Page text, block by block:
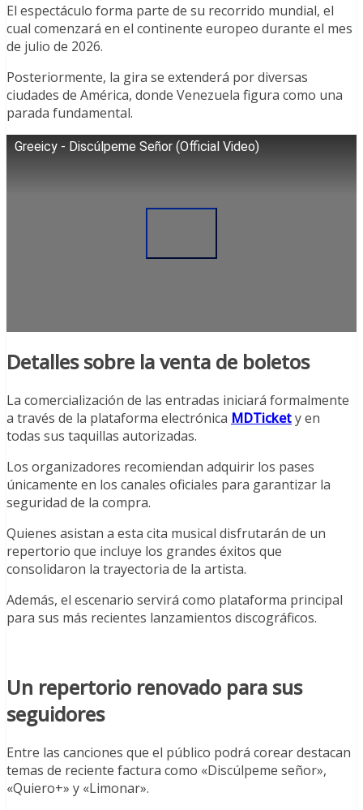
El espectáculo forma parte de su recorrido mundial, el
cual comenzará en el continente europeo durante el mes
de julio de 2026.
Posteriormente, la gira se extenderá por diversas
ciudades de América, donde Venezuela figura como una
parada fundamental.
Greeicy - Discúlpeme Señor (Official Video)
Detalles sobre la venta de boletos
La comercialización de las entradas iniciará formalmente
a través de la plataforma electrónica MDTickety en
todas sus taquillas autorizadas.
Los organizadores recomiendan adquirir los pases
únicamente en los canales oficiales para garantizar la
seguridad de la compra.
Quienes asistan a esta cita musical disfrutarán de un
repertorio que incluye los grandes éxitos que
consolidaron la trayectoria de la artista.
Además, el escenario servirá como plataforma principal
para sus más recientes lanzamientos discográficos.
Un repertorio renovado para sus
seguidores
Entre las canciones que el público podrá corear destacan
temas de reciente factura como «Discúlpeme señor»,
«Quiero+» y «Limonar».